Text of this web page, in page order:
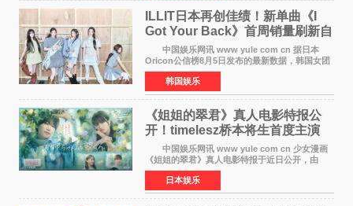
ILLIT日本再创佳绩！新单曲《I
Got Your Back》首周销量刷新自
身纪录
中国娱乐网讯 www yule com cn 据日本
Oricon公信榜8月5日发布的最新数据，韩国女团
ILLIT在日本发行的第二张单曲《I Got Your
Back》首周销量达到71,009张，成功跻身最新一
期周单曲排行
韩国娱乐
《姐姐的翠君》真人电影特报公
开！timelesz桥本将生首度主演
12月4日上映
中国娱乐网讯 www yule com cn 少女漫画
《姐姐的翠君》真人电影特报于近日公开，由
timelesz成员桥本将生担任主演，这也是他首次
担任电影主演，引发高度关注。 女高中生咲
苗翠（中岛瑠菜
日本娱乐